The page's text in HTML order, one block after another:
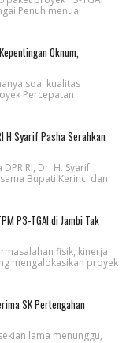
Penuh menuai
Oknum,
soal kualitas
Percepatan
H Syarif Pasha Serahkan
RI, Dr. H. Syarif
Bupati Kerinci dan
P3-TGAI di Jambi Tak
fisik, kinerja
mengalokasikan proyek
SK Pertengahan
lama menunggu,